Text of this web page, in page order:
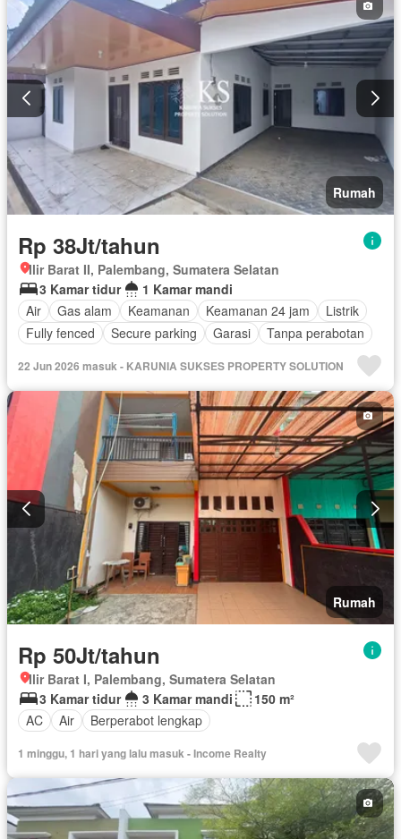
Rumah
Rp 38Jt/tahun
Ilir Barat II, Palembang, Sumatera Selatan
3 Kamar tidur
1 Kamar mandi
Air
Gas alam Keamanan Keamanan 24 jam
Listrik
Fully fenced
Secure parking Garasi Tanpa perabotan
22 Jun 2026 masuk - KARUNIA SUKSES PROPERTY SOLUTION
Rumah
Rp 50Jt/tahun
Ilir Barat I, Palembang, Sumatera Selatan
3 Kamar tidur
3 Kamar mandi
150 m²
AC
Air Berperabot lengkap
1 minggu, 1 hari yang lalu masuk - Income Realty